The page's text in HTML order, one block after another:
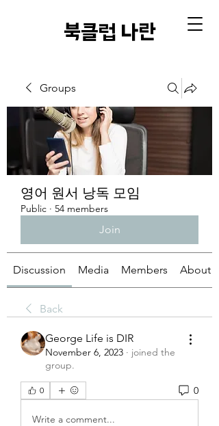
​북클럽 나란
Groups
영어 원서 낭독 모임
Public · 54 members
Join
Discussion Media Members About
Back
George Life is DIR
November 6, 2023 · joined the
group.
0 0
Write a comment...